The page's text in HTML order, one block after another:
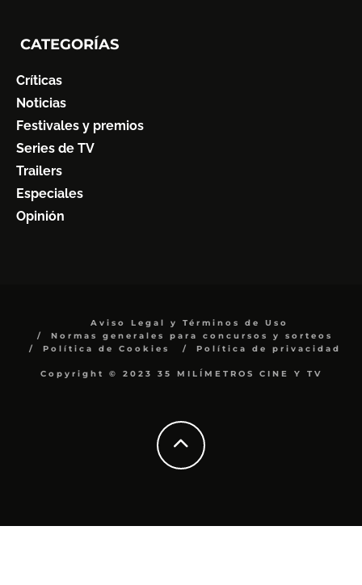
CATEGORÍAS
Críticas
Noticias
Festivales y premios
Series de TV
Trailers
Especiales
Opinión
Aviso Legal y Términos de Uso
Normas generales para concursos y sorteos
Política de Cookies
Política de privacidad
Copyright © 2023 35 MILÍMETROS CINE Y TV